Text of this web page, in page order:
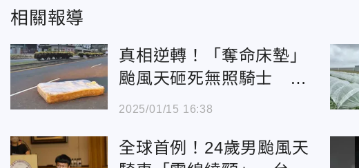
相關報導
真相逆轉！「奪命床墊」
颱風天砸死無照騎士 被
告獲不起訴
2025/01/15 16:38
全球首例！24歲男颱風天